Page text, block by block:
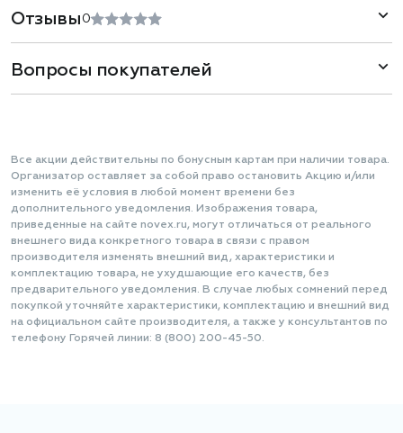
Отзывы 0
Вопросы покупателей
Все акции действительны по бонусным картам при наличии товара.
Организатор оставляет за собой право остановить Акцию и/или
изменить её условия в любой момент времени без
дополнительного уведомления. Изображения товара,
приведенные на сайте novex.ru, могут отличаться от реального
внешнего вида конкретного товара в связи с правом
производителя изменять внешний вид, характеристики и
комплектацию товара, не ухудшающие его качеств, без
предварительного уведомления. В случае любых сомнений перед
покупкой уточняйте характеристики, комплектацию и внешний вид
на официальном сайте производителя, а также у консультантов по
телефону Горячей линии: 8 (800) 200-45-50.